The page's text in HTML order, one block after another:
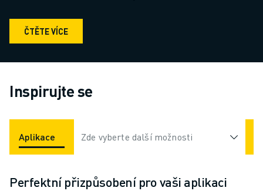
ČTĚTE VÍCE
Inspirujte se
Aplikace Odvětví
Zde vyberte další možnosti
Perfektní přizpůsobení pro vaši aplikaci